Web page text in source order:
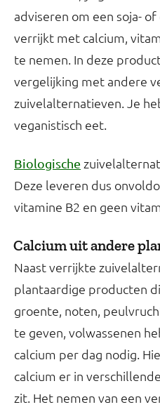
adviseren om een soja-
verrijkt met calcium,
te nemen. In deze
vergelijking met andere
zuivelalternatieven. Je
veganistisch eet.
Biologische
Deze leveren dus
vitamine B2 en geen
Calcium uit andere
Naast verrijkte
plantaardige producten
groente, noten,
te geven, volwassenen
calcium per dag nodig.
calcium er in
zit. Het nemen van een